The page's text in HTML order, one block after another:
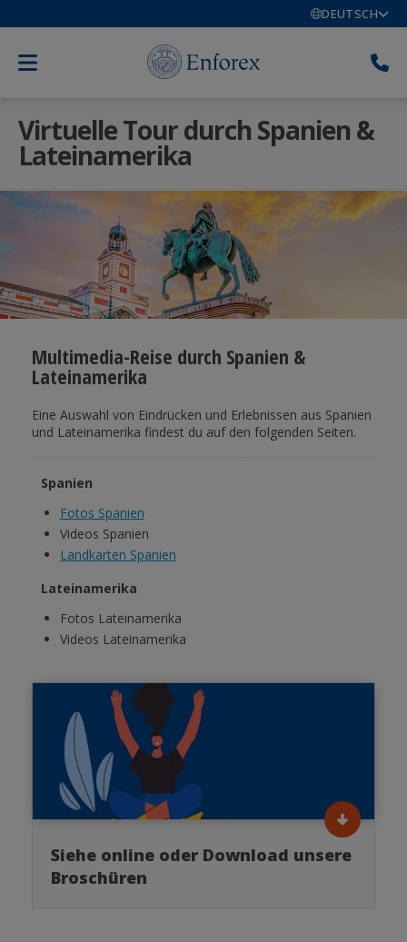
DEUTSCH
Virtuelle Tour durch Spanien &
Lateinamerika
Multimedia-Reise durch Spanien &
Lateinamerika
Eine Auswahl von Eindrücken und Erlebnissen aus Spanien
und Lateinamerika findest du auf den folgenden Seiten.
Spanien
Fotos Spanien
Videos Spanien
Landkarten Spanien
Lateinamerika
Fotos Lateinamerika
Videos Lateinamerika
Siehe online oder Download unsere
Broschüren